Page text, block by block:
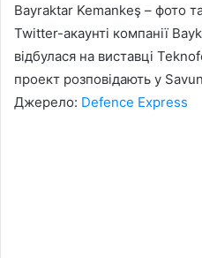
Bayraktar Kemankeş – фото
Twitter-акаунті компанії
відбулася на виставці
проект розповідають у
Джерело: Defence Express